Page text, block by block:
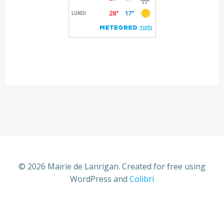
© 2026 Mairie de Lanrigan. Created for free using
WordPress and Colibri